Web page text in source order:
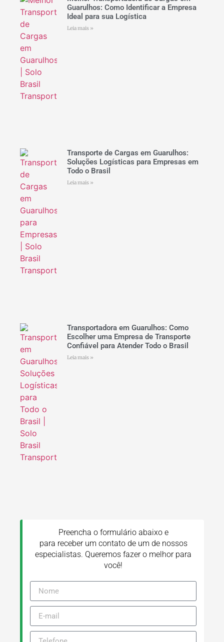
Guarulhos: Como Identificar a Empresa
Ideal para sua Logística
Leia mais »
Transporte de Cargas em Guarulhos:
Soluções Logísticas para Empresas em
Todo o Brasil
Leia mais »
Transportadora em Guarulhos: Como
Escolher uma Empresa de Transporte
Confiável para Atender Todo o Brasil
Leia mais »
Preencha o formulário abaixo e
para receber um contato de um de nossos
especialistas. Queremos fazer o melhor para
você!